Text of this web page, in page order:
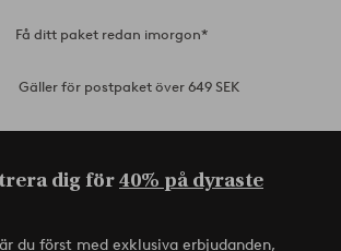
Få ditt paket redan imorgon*
Gäller för postpaket över 649 SEK
dig för40% på dyraste
du först med exklusiva erbjudanden,